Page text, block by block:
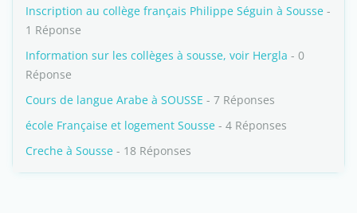
Inscription au collège français Philippe Séguin à Sousse -
1 Réponse
Information sur les collèges à sousse, voir Hergla - 0
Réponse
Cours de langue Arabe à SOUSSE - 7 Réponses
école Française et logement Sousse - 4 Réponses
Creche à Sousse - 18 Réponses